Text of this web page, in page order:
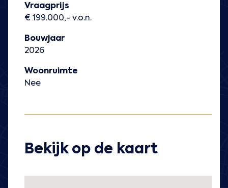
Vraagprijs
€ 199.000,- v.o.n.
Bouwjaar
2026
Woonruimte
Nee
Bekijk op de kaart